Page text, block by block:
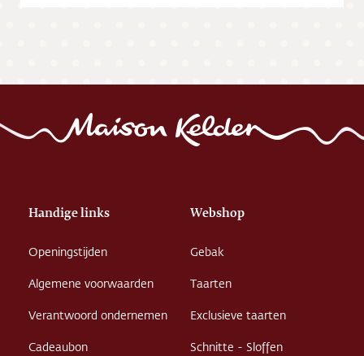
Handige links
Openingstijden
Algemene voorwaarden
Verantwoord ondernemen
Cadeaubon
Webshop
Gebak
Taarten
Exclusieve taarten
Schnitte - Sloffen